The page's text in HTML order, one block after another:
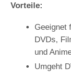
Vorteile:
Geeignet
DVDs,
und
Umgeht